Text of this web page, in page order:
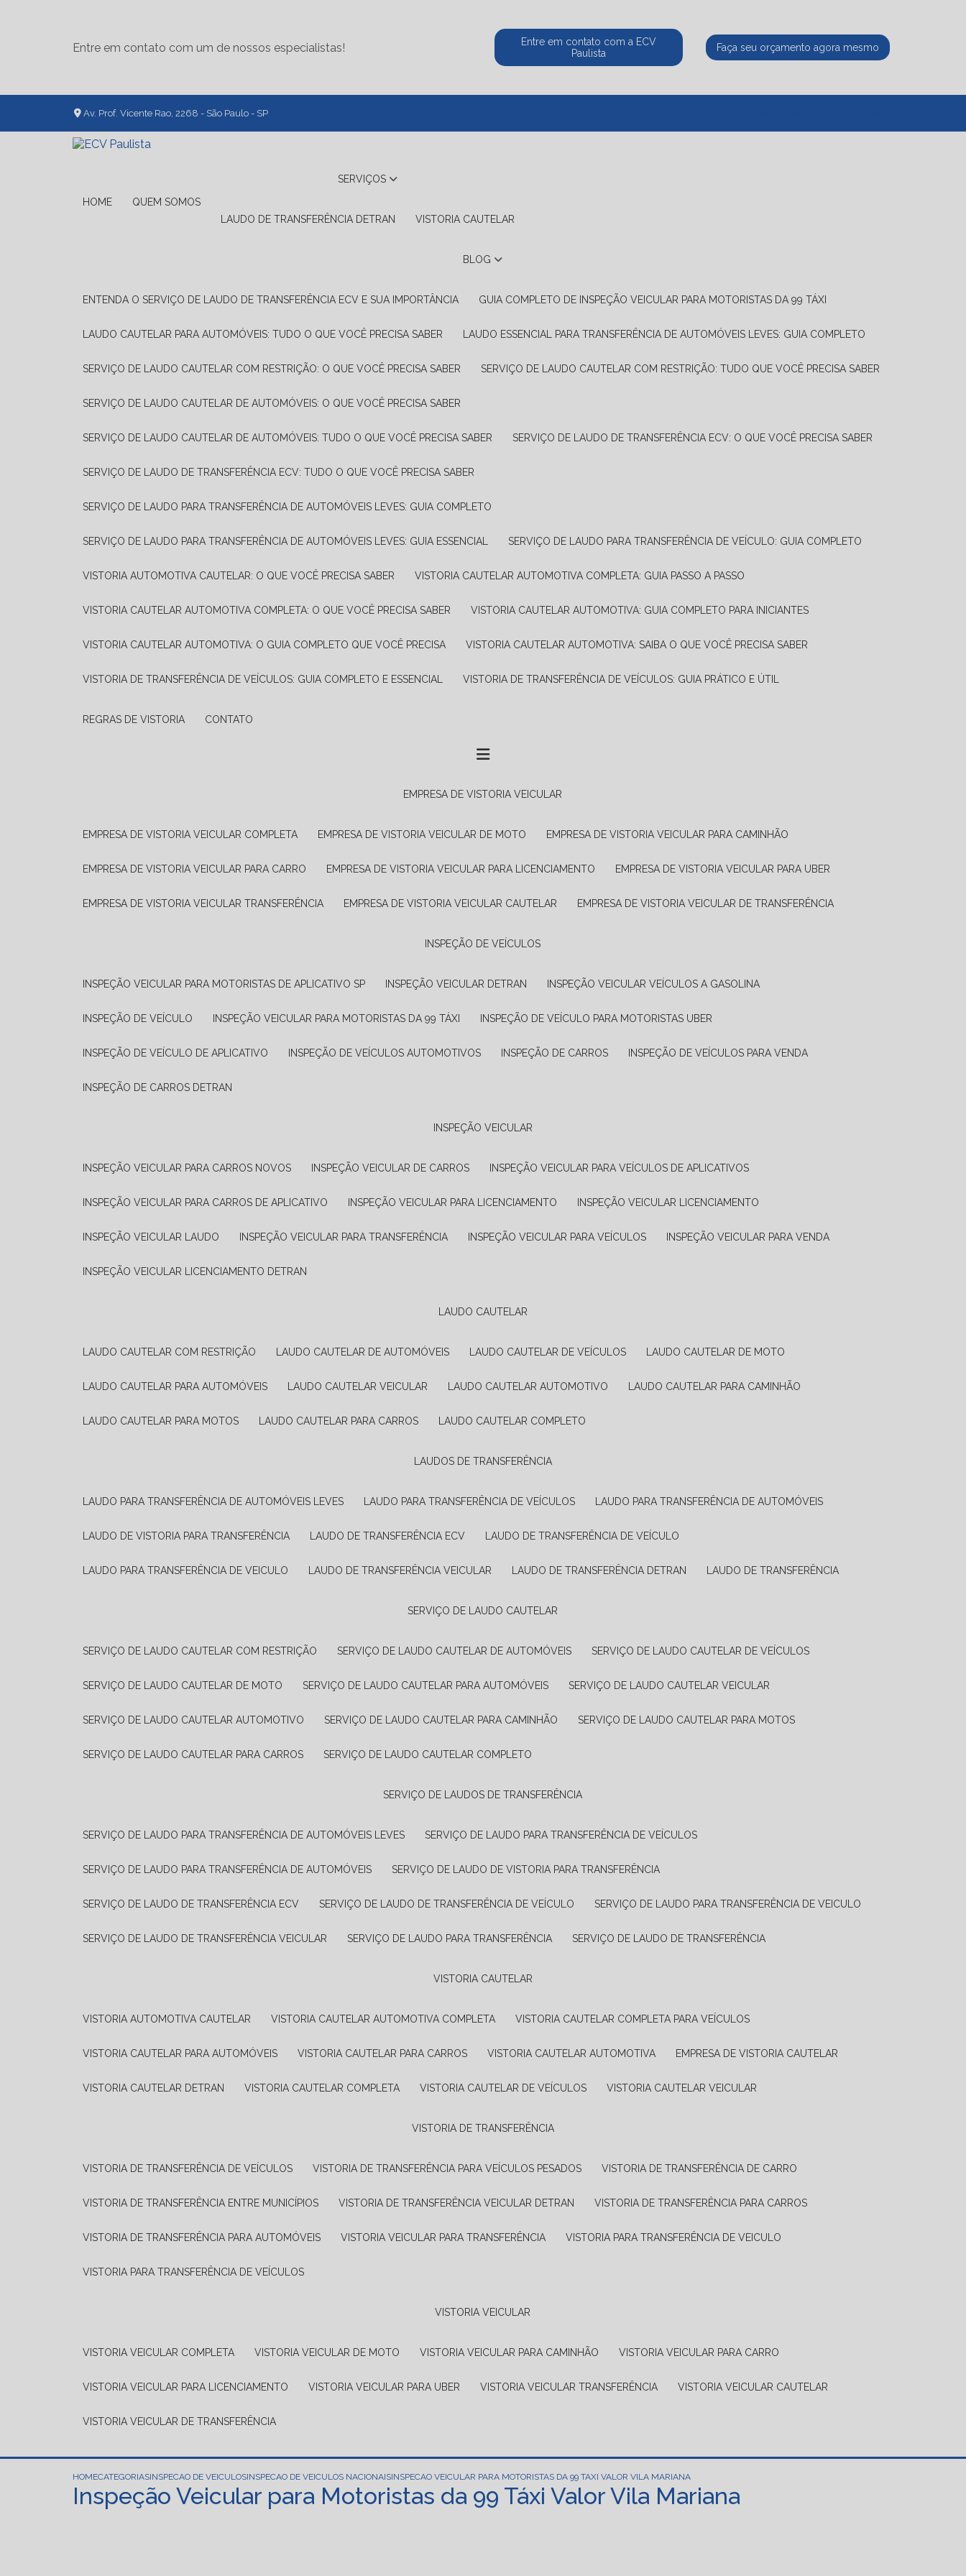
Entre em contato com um de nossos especialistas!
Entre em contato com a ECV
Paulista
Faça seu orçamento agora mesmo
Av. Prof. Vicente Rao, 2268 - São Paulo - SP
HOME QUEM SOMOS
SERVIÇOS
LAUDO DE TRANSFERÊNCIA DETRAN VISTORIA CAUTELAR
BLOG
ENTENDA O SERVIÇO DE LAUDO DE TRANSFERÊNCIA ECV E SUA IMPORTÂNCIA GUIA COMPLETO DE INSPEÇÃO VEICULAR PARA MOTORISTAS DA 99 TÁXI
LAUDO CAUTELAR PARA AUTOMÓVEIS: TUDO O QUE VOCÊ PRECISA SABER LAUDO ESSENCIAL PARA TRANSFERÊNCIA DE AUTOMÓVEIS LEVES: GUIA COMPLETO
SERVIÇO DE LAUDO CAUTELAR COM RESTRIÇÃO: O QUE VOCÊ PRECISA SABER SERVIÇO DE LAUDO CAUTELAR COM RESTRIÇÃO: TUDO QUE VOCÊ PRECISA SABER
SERVIÇO DE LAUDO CAUTELAR DE AUTOMÓVEIS: O QUE VOCÊ PRECISA SABER
SERVIÇO DE LAUDO CAUTELAR DE AUTOMÓVEIS: TUDO O QUE VOCÊ PRECISA SABER SERVIÇO DE LAUDO DE TRANSFERÊNCIA ECV: O QUE VOCÊ PRECISA SABER
SERVIÇO DE LAUDO DE TRANSFERÊNCIA ECV: TUDO O QUE VOCÊ PRECISA SABER
SERVIÇO DE LAUDO PARA TRANSFERÊNCIA DE AUTOMÓVEIS LEVES: GUIA COMPLETO
SERVIÇO DE LAUDO PARA TRANSFERÊNCIA DE AUTOMÓVEIS LEVES: GUIA ESSENCIAL SERVIÇO DE LAUDO PARA TRANSFERÊNCIA DE VEÍCULO: GUIA COMPLETO
VISTORIA AUTOMOTIVA CAUTELAR: O QUE VOCÊ PRECISA SABER VISTORIA CAUTELAR AUTOMOTIVA COMPLETA: GUIA PASSO A PASSO
VISTORIA CAUTELAR AUTOMOTIVA COMPLETA: O QUE VOCÊ PRECISA SABER VISTORIA CAUTELAR AUTOMOTIVA: GUIA COMPLETO PARA INICIANTES
VISTORIA CAUTELAR AUTOMOTIVA: O GUIA COMPLETO QUE VOCÊ PRECISA VISTORIA CAUTELAR AUTOMOTIVA: SAIBA O QUE VOCÊ PRECISA SABER
VISTORIA DE TRANSFERÊNCIA DE VEÍCULOS: GUIA COMPLETO E ESSENCIAL VISTORIA DE TRANSFERÊNCIA DE VEÍCULOS: GUIA PRÁTICO E ÚTIL
REGRAS DE VISTORIA CONTATO
EMPRESA DE VISTORIA VEICULAR
EMPRESA DE VISTORIA VEICULAR COMPLETA EMPRESA DE VISTORIA VEICULAR DE MOTO EMPRESA DE VISTORIA VEICULAR PARA CAMINHÃO
EMPRESA DE VISTORIA VEICULAR PARA CARRO EMPRESA DE VISTORIA VEICULAR PARA LICENCIAMENTO EMPRESA DE VISTORIA VEICULAR PARA UBER
EMPRESA DE VISTORIA VEICULAR TRANSFERÊNCIA EMPRESA DE VISTORIA VEICULAR CAUTELAR EMPRESA DE VISTORIA VEICULAR DE TRANSFERÊNCIA
INSPEÇÃO DE VEÍCULOS
INSPEÇÃO VEICULAR PARA MOTORISTAS DE APLICATIVO SP INSPEÇÃO VEICULAR DETRAN INSPEÇÃO VEICULAR VEÍCULOS A GASOLINA
INSPEÇÃO DE VEÍCULO INSPEÇÃO VEICULAR PARA MOTORISTAS DA 99 TÁXI INSPEÇÃO DE VEÍCULO PARA MOTORISTAS UBER
INSPEÇÃO DE VEÍCULO DE APLICATIVO INSPEÇÃO DE VEÍCULOS AUTOMOTIVOS INSPEÇÃO DE CARROS INSPEÇÃO DE VEÍCULOS PARA VENDA
INSPEÇÃO DE CARROS DETRAN
INSPEÇÃO VEICULAR
INSPEÇÃO VEICULAR PARA CARROS NOVOS INSPEÇÃO VEICULAR DE CARROS INSPEÇÃO VEICULAR PARA VEÍCULOS DE APLICATIVOS
INSPEÇÃO VEICULAR PARA CARROS DE APLICATIVO INSPEÇÃO VEICULAR PARA LICENCIAMENTO INSPEÇÃO VEICULAR LICENCIAMENTO
INSPEÇÃO VEICULAR LAUDO INSPEÇÃO VEICULAR PARA TRANSFERÊNCIA INSPEÇÃO VEICULAR PARA VEÍCULOS INSPEÇÃO VEICULAR PARA VENDA
INSPEÇÃO VEICULAR LICENCIAMENTO DETRAN
LAUDO CAUTELAR
LAUDO CAUTELAR COM RESTRIÇÃO LAUDO CAUTELAR DE AUTOMÓVEIS LAUDO CAUTELAR DE VEÍCULOS LAUDO CAUTELAR DE MOTO
LAUDO CAUTELAR PARA AUTOMÓVEIS LAUDO CAUTELAR VEICULAR LAUDO CAUTELAR AUTOMOTIVO LAUDO CAUTELAR PARA CAMINHÃO
LAUDO CAUTELAR PARA MOTOS LAUDO CAUTELAR PARA CARROS LAUDO CAUTELAR COMPLETO
LAUDOS DE TRANSFERÊNCIA
LAUDO PARA TRANSFERÊNCIA DE AUTOMÓVEIS LEVES LAUDO PARA TRANSFERÊNCIA DE VEÍCULOS LAUDO PARA TRANSFERÊNCIA DE AUTOMÓVEIS
LAUDO DE VISTORIA PARA TRANSFERÊNCIA LAUDO DE TRANSFERÊNCIA ECV LAUDO DE TRANSFERÊNCIA DE VEÍCULO
LAUDO PARA TRANSFERÊNCIA DE VEICULO LAUDO DE TRANSFERÊNCIA VEICULAR LAUDO DE TRANSFERÊNCIA DETRAN LAUDO DE TRANSFERÊNCIA
SERVIÇO DE LAUDO CAUTELAR
SERVIÇO DE LAUDO CAUTELAR COM RESTRIÇÃO SERVIÇO DE LAUDO CAUTELAR DE AUTOMÓVEIS SERVIÇO DE LAUDO CAUTELAR DE VEÍCULOS
SERVIÇO DE LAUDO CAUTELAR DE MOTO SERVIÇO DE LAUDO CAUTELAR PARA AUTOMÓVEIS SERVIÇO DE LAUDO CAUTELAR VEICULAR
SERVIÇO DE LAUDO CAUTELAR AUTOMOTIVO SERVIÇO DE LAUDO CAUTELAR PARA CAMINHÃO SERVIÇO DE LAUDO CAUTELAR PARA MOTOS
SERVIÇO DE LAUDO CAUTELAR PARA CARROS SERVIÇO DE LAUDO CAUTELAR COMPLETO
SERVIÇO DE LAUDOS DE TRANSFERÊNCIA
SERVIÇO DE LAUDO PARA TRANSFERÊNCIA DE AUTOMÓVEIS LEVES SERVIÇO DE LAUDO PARA TRANSFERÊNCIA DE VEÍCULOS
SERVIÇO DE LAUDO PARA TRANSFERÊNCIA DE AUTOMÓVEIS SERVIÇO DE LAUDO DE VISTORIA PARA TRANSFERÊNCIA
SERVIÇO DE LAUDO DE TRANSFERÊNCIA ECV SERVIÇO DE LAUDO DE TRANSFERÊNCIA DE VEÍCULO SERVIÇO DE LAUDO PARA TRANSFERÊNCIA DE VEICULO
SERVIÇO DE LAUDO DE TRANSFERÊNCIA VEICULAR SERVIÇO DE LAUDO PARA TRANSFERÊNCIA SERVIÇO DE LAUDO DE TRANSFERÊNCIA
VISTORIA CAUTELAR
VISTORIA AUTOMOTIVA CAUTELAR VISTORIA CAUTELAR AUTOMOTIVA COMPLETA VISTORIA CAUTELAR COMPLETA PARA VEÍCULOS
VISTORIA CAUTELAR PARA AUTOMÓVEIS VISTORIA CAUTELAR PARA CARROS VISTORIA CAUTELAR AUTOMOTIVA EMPRESA DE VISTORIA CAUTELAR
VISTORIA CAUTELAR DETRAN VISTORIA CAUTELAR COMPLETA VISTORIA CAUTELAR DE VEÍCULOS VISTORIA CAUTELAR VEICULAR
VISTORIA DE TRANSFERÊNCIA
VISTORIA DE TRANSFERÊNCIA DE VEÍCULOS VISTORIA DE TRANSFERÊNCIA PARA VEÍCULOS PESADOS VISTORIA DE TRANSFERÊNCIA DE CARRO
VISTORIA DE TRANSFERÊNCIA ENTRE MUNICÍPIOS VISTORIA DE TRANSFERÊNCIA VEICULAR DETRAN VISTORIA DE TRANSFERÊNCIA PARA CARROS
VISTORIA DE TRANSFERÊNCIA PARA AUTOMÓVEIS VISTORIA VEICULAR PARA TRANSFERÊNCIA VISTORIA PARA TRANSFERÊNCIA DE VEICULO
VISTORIA PARA TRANSFERÊNCIA DE VEÍCULOS
VISTORIA VEICULAR
VISTORIA VEICULAR COMPLETA VISTORIA VEICULAR DE MOTO VISTORIA VEICULAR PARA CAMINHÃO VISTORIA VEICULAR PARA CARRO
VISTORIA VEICULAR PARA LICENCIAMENTO VISTORIA VEICULAR PARA UBER VISTORIA VEICULAR TRANSFERÊNCIA VISTORIA VEICULAR CAUTELAR
VISTORIA VEICULAR DE TRANSFERÊNCIA
HOMECATEGORIASINSPECAO DE VEICULOSINSPECAO DE VEICULOS NACIONAISINSPECAO VEICULAR PARA MOTORISTAS DA 99 TAXI VALOR VILA MARIANA
Inspeção Veicular para Motoristas da 99 Táxi Valor Vila Mariana